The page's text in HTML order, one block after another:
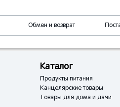
Обмен и возврат
Каталог
Продукты питания
Канцелярские товары
Товары для дома и дачи